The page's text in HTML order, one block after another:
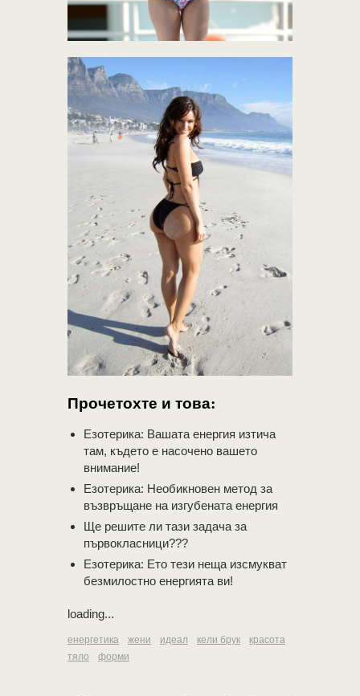
Прочетохте и това:
Езотерика: Вашата енергия изтича
там, където е насочено вашето
внимание!
Езотерика: Необикновен метод за
възвръщане на изгубената енергия
Ще решите ли тази задача за
първокласници???
Езотерика: Ето тези неща изсмукват
безмилостно енергията ви!
loading...
енергетика жени идеал кели брук
красота
тяло
форми